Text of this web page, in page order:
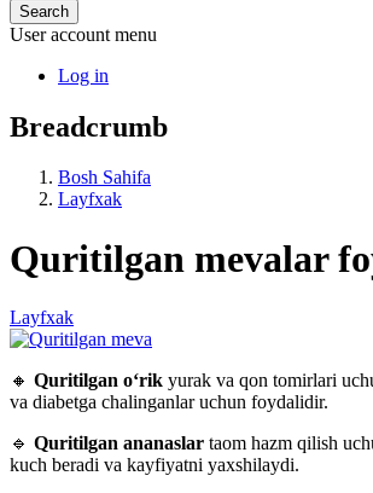
Search
User account menu
Log in
Breadcrumb
Bosh Sahifa
Layfxak
Quritilgan mevalar
Layfxak
🔸 Quritilgan o‘rik yurak va qon tomirlari
va diabetga chalinganlar uchun foydalidir.
🔹 Quritilgan ananaslar taom hazm qilish
kuch beradi va kayfiyatni yaxshilaydi.